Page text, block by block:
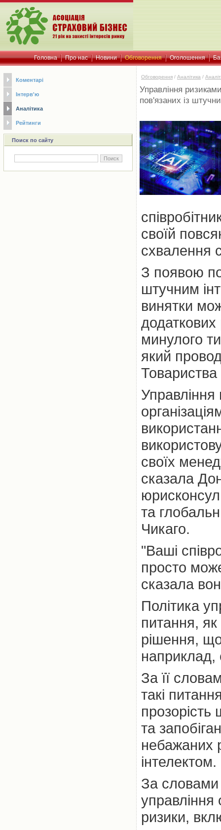
Головна Про нас Новини Обговорення Оголошення
Коментарі
Інтерв'ю
Аналітика
Рейтинги
Поиск по сайту
Обговорення / Аналітика /
Управління
пов'язаних із
своїй
схвалення
З появою
штучним
винятки
додаткових
минулого
який
своїх
сказала
та
Чикаго.
"Ваші
просто
сказала
Політика
питання,
рішення,
наприклад,
За її
такі
прозорість
та
небажаних
інтелектом.
За словами
управління
ризики,